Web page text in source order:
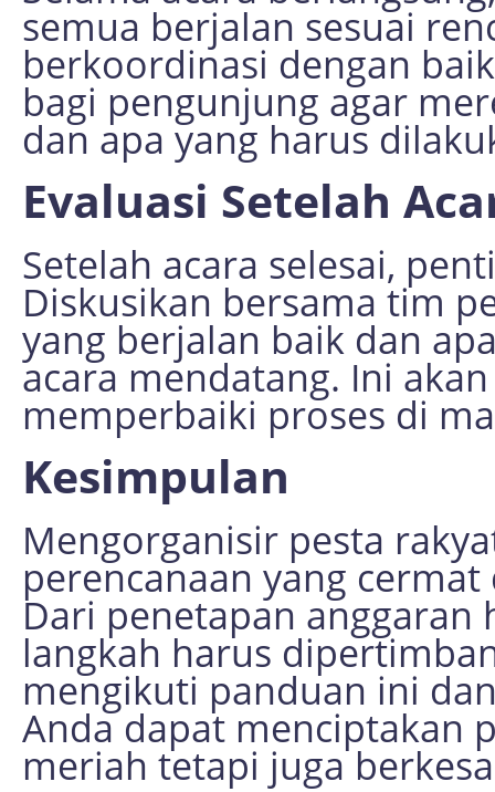
semua berjalan sesuai
berkoordinasi dengan
bagi pengunjung agar
dan apa yang harus
Evaluasi Setelah
Setelah acara selesai,
Diskusikan bersama tim
yang berjalan baik dan
acara mendatang. Ini
memperbaiki proses di
Kesimpulan
Mengorganisir pesta
perencanaan yang
Dari penetapan
langkah harus
mengikuti panduan ini
Anda dapat menciptakan
meriah tetapi juga